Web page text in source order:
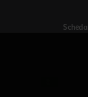
Scheda